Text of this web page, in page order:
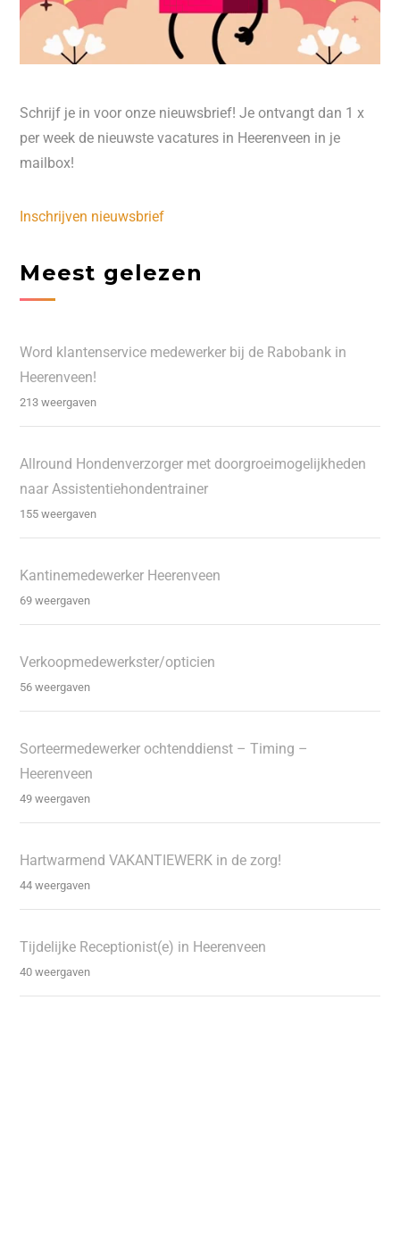
Schrijf je in voor onze nieuwsbrief! Je ontvangt dan 1 x
per week de nieuwste vacatures in Heerenveen in je
mailbox!
Inschrijven nieuwsbrief
Meest gelezen
Word klantenservice medewerker bij de Rabobank in
Heerenveen!
213 weergaven
Allround Hondenverzorger met doorgroeimogelijkheden
naar Assistentiehondentrainer
155 weergaven
Kantinemedewerker Heerenveen
69 weergaven
Verkoopmedewerkster/opticien
56 weergaven
Sorteermedewerker ochtenddienst – Timing –
Heerenveen
49 weergaven
Hartwarmend VAKANTIEWERK in de zorg!
44 weergaven
Tijdelijke Receptionist(e) in Heerenveen
40 weergaven